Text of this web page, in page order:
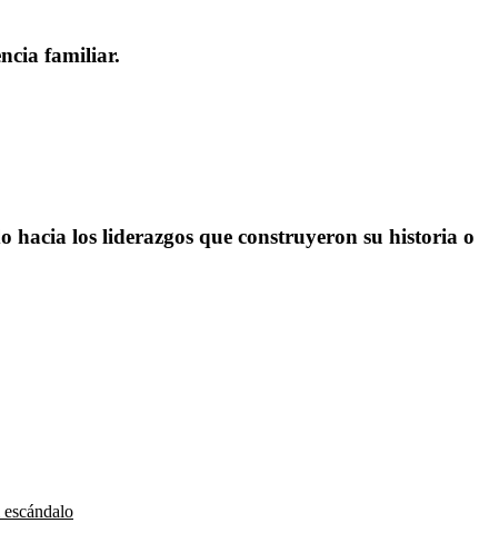
familiar.
hacia los liderazgos que construyeron su historia o